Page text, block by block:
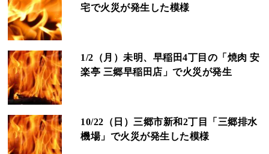
宅で火災が発生した模様
1/2（月）未明、早稲田4丁目の「焼肉 安
楽亭 三郷早稲田店」で火災が発生
10/22（日）三郷市新和2丁目「三郷排水
機場」で火災が発生した模様